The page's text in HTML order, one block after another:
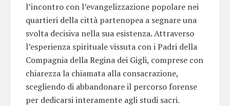
l’incontro con l’evangelizzazione popolare nei
quartieri della città partenopea a segnare una
svolta decisiva nella sua esistenza. Attraverso
l’esperienza spirituale vissuta con i Padri della
Compagnia della Regina dei Gigli, comprese con
chiarezza la chiamata alla consacrazione,
scegliendo di abbandonare il percorso forense
per dedicarsi interamente agli studi sacri.